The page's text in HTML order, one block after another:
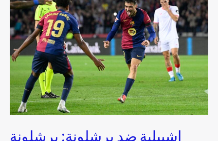
إشبيلية ضد برشلونة: برشلونة
برشلونة:
برشلونة
بعشرة
لاعبين
تفوز
1